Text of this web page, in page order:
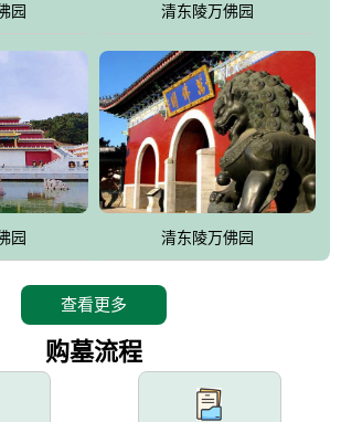
448亩，目前完成投资近12亿元人民币，园区采
求与世界文化遗产地清东陵的和谐统一，在园
与景区建设的有机融合，充分发挥独一无二
代艺术园林，建设旅游景观、寺庙、酒店等综
陵园经营，使企业的多元化经营项目相互依
绿化覆盖率达90%。
位3万个；主体建筑金宝塔，墓位容量8万个，
需求，为客户提供墓碑设计制作服务、特色
园 清东陵万佛园
园 清东陵万佛园
查看更多
购墓流程